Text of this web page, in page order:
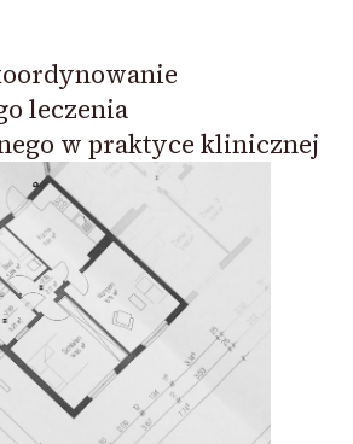
leczenia
w praktyce klinicznej